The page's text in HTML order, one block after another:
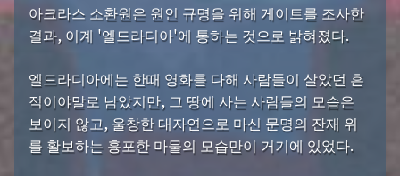
아크라스 소환원은 원인 규명을 위해 게이트를 조사한
결과, 이계 '엘드라디아'에 통하는 것으로 밝혀졌다.
엘드라디아에는 한때 영화를 다해 사람들이 살았던 흔
적이야말로 남았지만, 그 땅에 사는 사람들의 모습은
보이지 않고, 울창한 대자연으로 마신 문명의 잔재 위
를 활보하는 흉포한 마물의 모습만이 거기에 있었다.